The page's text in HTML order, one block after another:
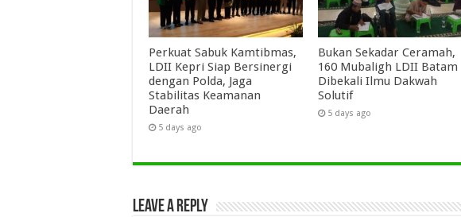
Perkuat Sabuk Kamtibmas,
LDII Kepri Siap Bersinergi
dengan Polda, Jaga
Stabilitas Keamanan
Daerah
5 days ago
Bukan Sekadar Ceramah,
160 Mubaligh LDII Batam
Dibekali Ilmu Dakwah
Solutif
5 days ago
Leave a Reply